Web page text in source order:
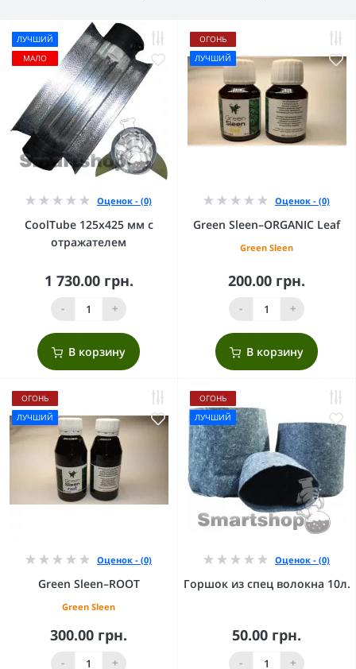
ЛУЧШИЙ
МАЛО
Оценок - (0)
CoolTube 125х425 мм с
отражателем
1 730.00 грн.
- +
В корзину
ОГОНЬ
ЛУЧШИЙ
Оценок - (0)
Green Sleen–ORGANIC Leaf
Green Sleen
200.00 грн.
- +
В корзину
ОГОНЬ
ЛУЧШИЙ
Оценок - (0)
Green Sleen–ROOT
Green Sleen
300.00 грн.
- +
ОГОНЬ
ЛУЧШИЙ
Оценок - (0)
Горшок из спец волокна 10л.
50.00 грн.
- +